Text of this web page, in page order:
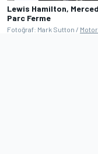
Lewis Hamilton,
Parc Ferme
Fotoğraf: Mark Sutton /